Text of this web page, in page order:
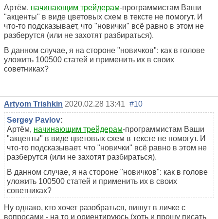
Артём, начинающим трейдерам-программистам Ваши
"акценты" в виде цветовых схем в тексте не помогут. И
что-то подсказывает, что "новички" всё равно в этом не
разберутся (или не захотят разбираться).
В данном случае, я на стороне "новичков": как в голове
уложить 100500 статей и применить их в своих
советниках?
Artyom Trishkin 2020.02.28 13:41 #10
Sergey Pavlov:
Артём, начинающим трейдерам-программистам Ваши
"акценты" в виде цветовых схем в тексте не помогут. И
что-то подсказывает, что "новички" всё равно в этом не
разберутся (или не захотят разбираться).
В данном случае, я на стороне "новичков": как в голове
уложить 100500 статей и применить их в своих
советниках?
Ну однако, кто хочет разобраться, пишут в личке с
вопросами - на то и ориентируюсь (хоть и прошу писать